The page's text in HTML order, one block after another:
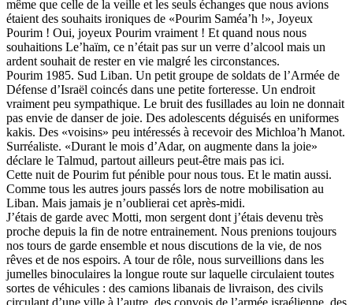
même que celle de la veille et les seuls échanges que nous avions
étaient des souhaits ironiques de «Pourim Saméa’h !», Joyeux
Pourim ! Oui, joyeux Pourim vraiment ! Et quand nous nous
souhaitions Le’haïm, ce n’était pas sur un verre d’alcool mais un
ardent souhait de rester en vie malgré les circonstances.
Pourim 1985. Sud Liban. Un petit groupe de soldats de l’Armée de
Défense d’Israël coincés dans une petite forteresse. Un endroit
vraiment peu sympathique. Le bruit des fusillades au loin ne donnait
pas envie de danser de joie. Des adolescents déguisés en uniformes
kakis. Des «voisins» peu intéressés à recevoir des Michloa’h Manot.
Surréaliste. «Durant le mois d’Adar, on augmente dans la joie»
déclare le Talmud, partout ailleurs peut-être mais pas ici.
Cette nuit de Pourim fut pénible pour nous tous. Et le matin aussi.
Comme tous les autres jours passés lors de notre mobilisation au
Liban. Mais jamais je n’oublierai cet après-midi.
J’étais de garde avec Motti, mon sergent dont j’étais devenu très
proche depuis la fin de notre entrainement. Nous prenions toujours
nos tours de garde ensemble et nous discutions de la vie, de nos
rêves et de nos espoirs. A tour de rôle, nous surveillions dans les
jumelles binoculaires la longue route sur laquelle circulaient toutes
sortes de véhicules : des camions libanais de livraison, des civils